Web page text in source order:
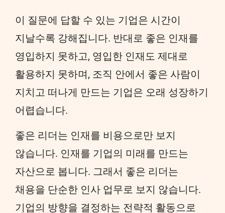
이 질문에 답할 수 있는 기업은 시간이
지날수록 강해집니다. 반대로 좋은 인재를
영입하지 못하고, 영입한 인재도 제대로
활용하지 못하며, 조직 안에서 좋은 사람이
지치고 떠나게 만드는 기업은 오래 성장하기
어렵습니다.
좋은 리더는 인재를 비용으로만 보지
않습니다. 인재를 기업의 미래를 만드는
자산으로 봅니다. 그래서 좋은 리더는
채용을 단순한 인사 업무로 보지 않습니다.
기업의 방향을 결정하는 전략적 활동으로